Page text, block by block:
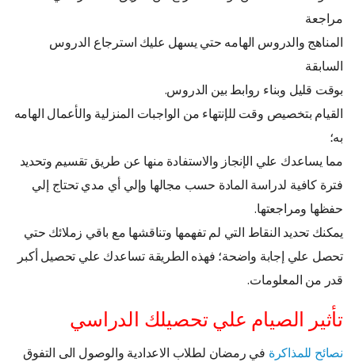
مراجعة
المناهج والدروس الهامه حتي يسهل عليك استرجاع الدروس
السابقة
بوقت قليل وبناء روابط بين الدروس.
القيام بتخصيص وقت للإنتهاء من الواجبات المنزلية والأعمال الهامه
به؛
مما يساعدك علي الإنجاز والاستفادة منها عن طريق تقسيم وتحديد
فترة كافية لدراسة المادة حسب مجالها وإلي أي مدي تحتاج إلي
حفظها ومراجعتها.
يمكنك تحديد النقاط التي لم تفهمها وتناقشها مع باقي زملائك حتي
تحصل علي إجابة واضحة؛ فهذه الطريقة تساعدك علي تحصيل أكبر
قدر من المعلومات.
تأثير الصيام علي تحصيلك الدراسي
نصائح للمذاكرة في رمضان لطلاب الاعدادية والوصول الى التفوق